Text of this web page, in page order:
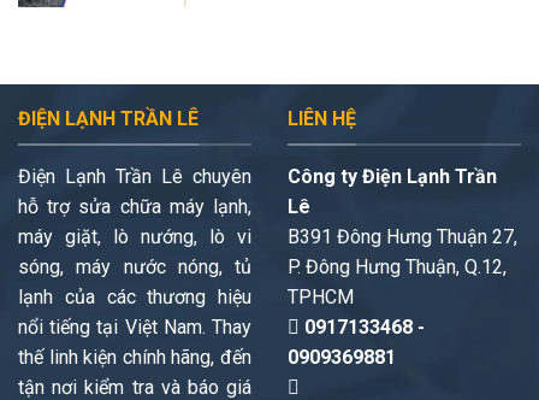
ĐIỆN LẠNH TRẦN LÊ
Điện Lạnh Trần Lê chuyên
hỗ trợ sửa chữa máy lạnh,
máy giặt, lò nướng, lò vi
sóng, máy nước nóng, tủ
lạnh của các thương hiệu
nổi tiếng tại Việt Nam. Thay
thế linh kiện chính hãng, đến
tận nơi kiểm tra và báo giá
LIÊN HỆ
Công ty Điện Lạnh Trần
Lê
B391 Đông Hưng Thuận 27,
P. Đông Hưng Thuận, Q.12,
TPHCM
0917133468 -
0909369881